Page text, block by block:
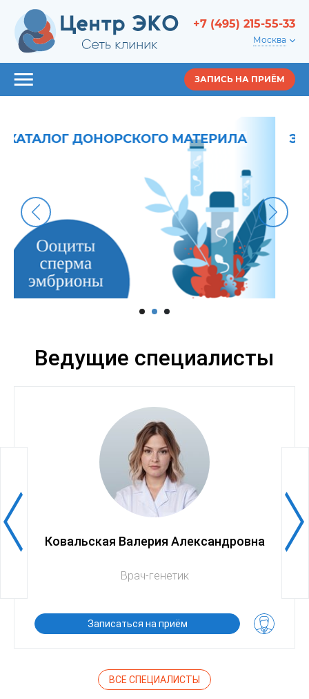
+7 (495) 215-55-33
Москва
ЗАПИСЬ НА ПРИЁМ
ЭКО ПО ОМС
Ведущие специалисты
Ковальская Валерия Александровна
Врач-генетик
Записаться на приём
ВСЕ СПЕЦИАЛИСТЫ